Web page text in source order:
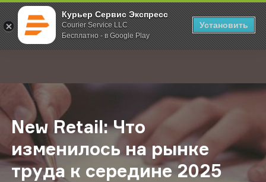
Курьер Сервис Экспресс
Courier Service LLC
Бесплатно - в Google Play
Установить
; Главная О компании Новости New Retail: Что изменилось на
New Retail: Что
изменилось на рынке
труда к середине 2025